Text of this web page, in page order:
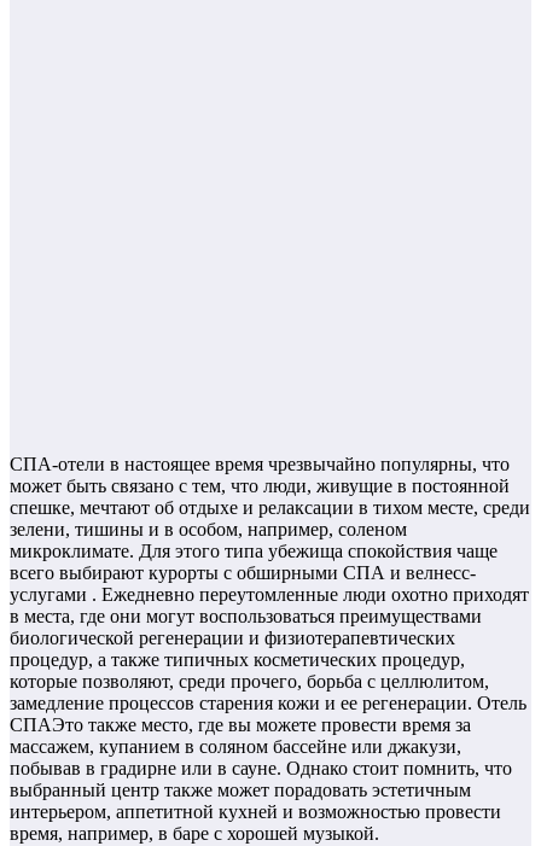
СПА-отели в настоящее время чрезвычайно популярны, что
может быть связано с тем, что люди, живущие в постоянной
спешке, мечтают об отдыхе и релаксации в тихом месте, среди
зелени, тишины и в особом, например, соленом
микроклимате. Для этого типа убежища спокойствия чаще
всего выбирают курорты с обширными СПА и велнесс-
услугами . Ежедневно переутомленные люди охотно приходят
в места, где они могут воспользоваться преимуществами
биологической регенерации и физиотерапевтических
процедур, а также типичных косметических процедур,
которые позволяют, среди прочего, борьба с целлюлитом,
замедление процессов старения кожи и ее регенерации. Отель
СПАЭто также место, где вы можете провести время за
массажем, купанием в соляном бассейне или джакузи,
побывав в градирне или в сауне. Однако стоит помнить, что
выбранный центр также может порадовать эстетичным
интерьером, аппетитной кухней и возможностью провести
время, например, в баре с хорошей музыкой.